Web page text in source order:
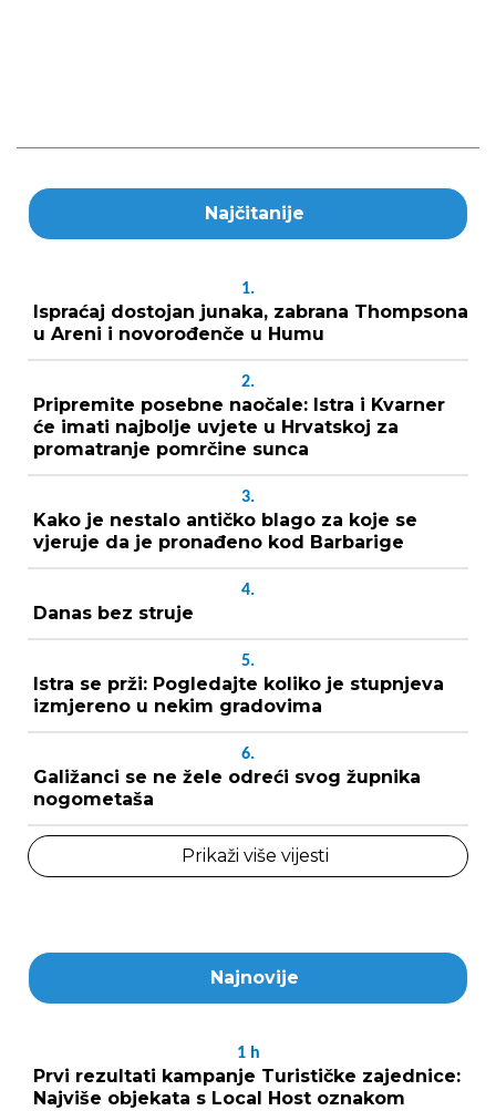
Najčitanije
1.
Ispraćaj dostojan junaka, zabrana Thompsona
u Areni i novorođenče u Humu
2.
Pripremite posebne naočale: Istra i Kvarner
će imati najbolje uvjete u Hrvatskoj za
promatranje pomrčine sunca
3.
Kako je nestalo antičko blago za koje se
vjeruje da je pronađeno kod Barbarige
4.
Danas bez struje
5.
Istra se prži: Pogledajte koliko je stupnjeva
izmjereno u nekim gradovima
6.
Galižanci se ne žele odreći svog župnika
nogometaša
Prikaži više vijesti
Najnovije
1 h
Prvi rezultati kampanje Turističke zajednice:
Najviše objekata s Local Host oznakom